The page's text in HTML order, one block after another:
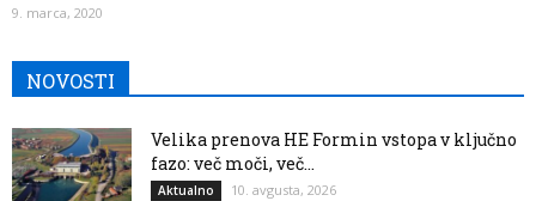
9. marca, 2020
NOVOSTI
Velika prenova HE Formin vstopa v ključno
fazo: več moči, več...
Aktualno 10. avgusta, 2026